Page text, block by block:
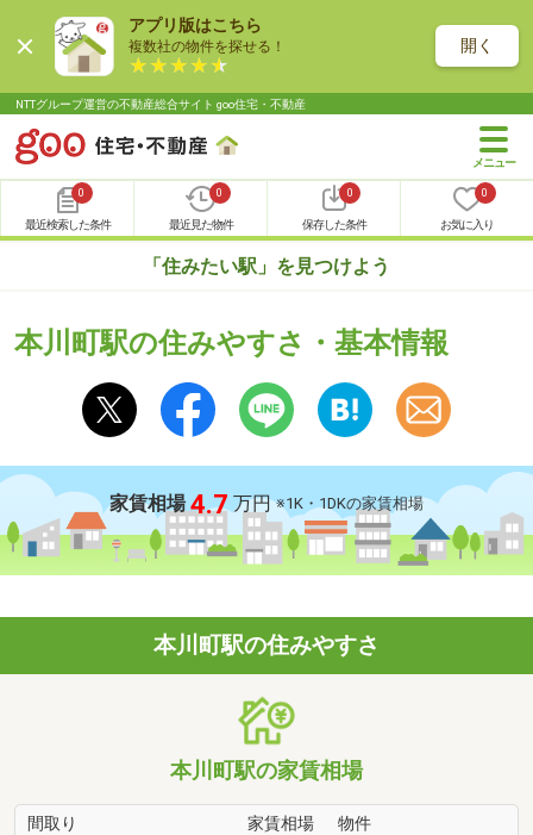
アプリ版はこちら
複数社の物件を探せる！ 開く
NTTグループ運営の不動産総合サイト goo住宅・不動産
0
最近検索した条件
0
最近見た物件
0
保存した条件
0
お気に入り
「住みたい駅」を見つけよう
本川町駅の住みやすさ・基本情報
家賃相場 4.7 万円 ※1K・1DKの家賃相場
本川町駅の住みやすさ
本川町駅の家賃相場
間取り 家賃相場 物件